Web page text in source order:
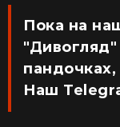
Пока на
"Дивогляд"
Наш